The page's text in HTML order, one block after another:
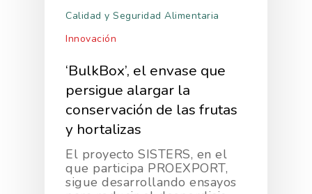
Calidad y Seguridad Alimentaria
Innovación
‘BulkBox’, el envase que
persigue alargar la
conservación de las frutas
y hortalizas
El proyecto SISTERS, en el
que participa PROEXPORT,
sigue desarrollando ensayos
Opinión
RSC
Exportaciones 2018
Exportaciones 2016
Exportaciones 2015
Modificación Ley Mar
Promoción De La
Alimentación
Concurso
Nuves. Nutrición
Sostenible
I+S PRO
Innovación
Videos
Intranet